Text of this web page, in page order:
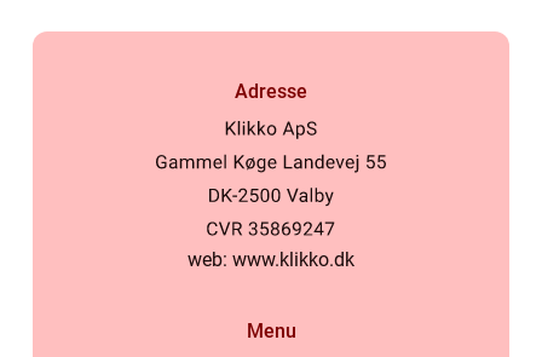
Adresse
web: www.klikko.dk
Menu